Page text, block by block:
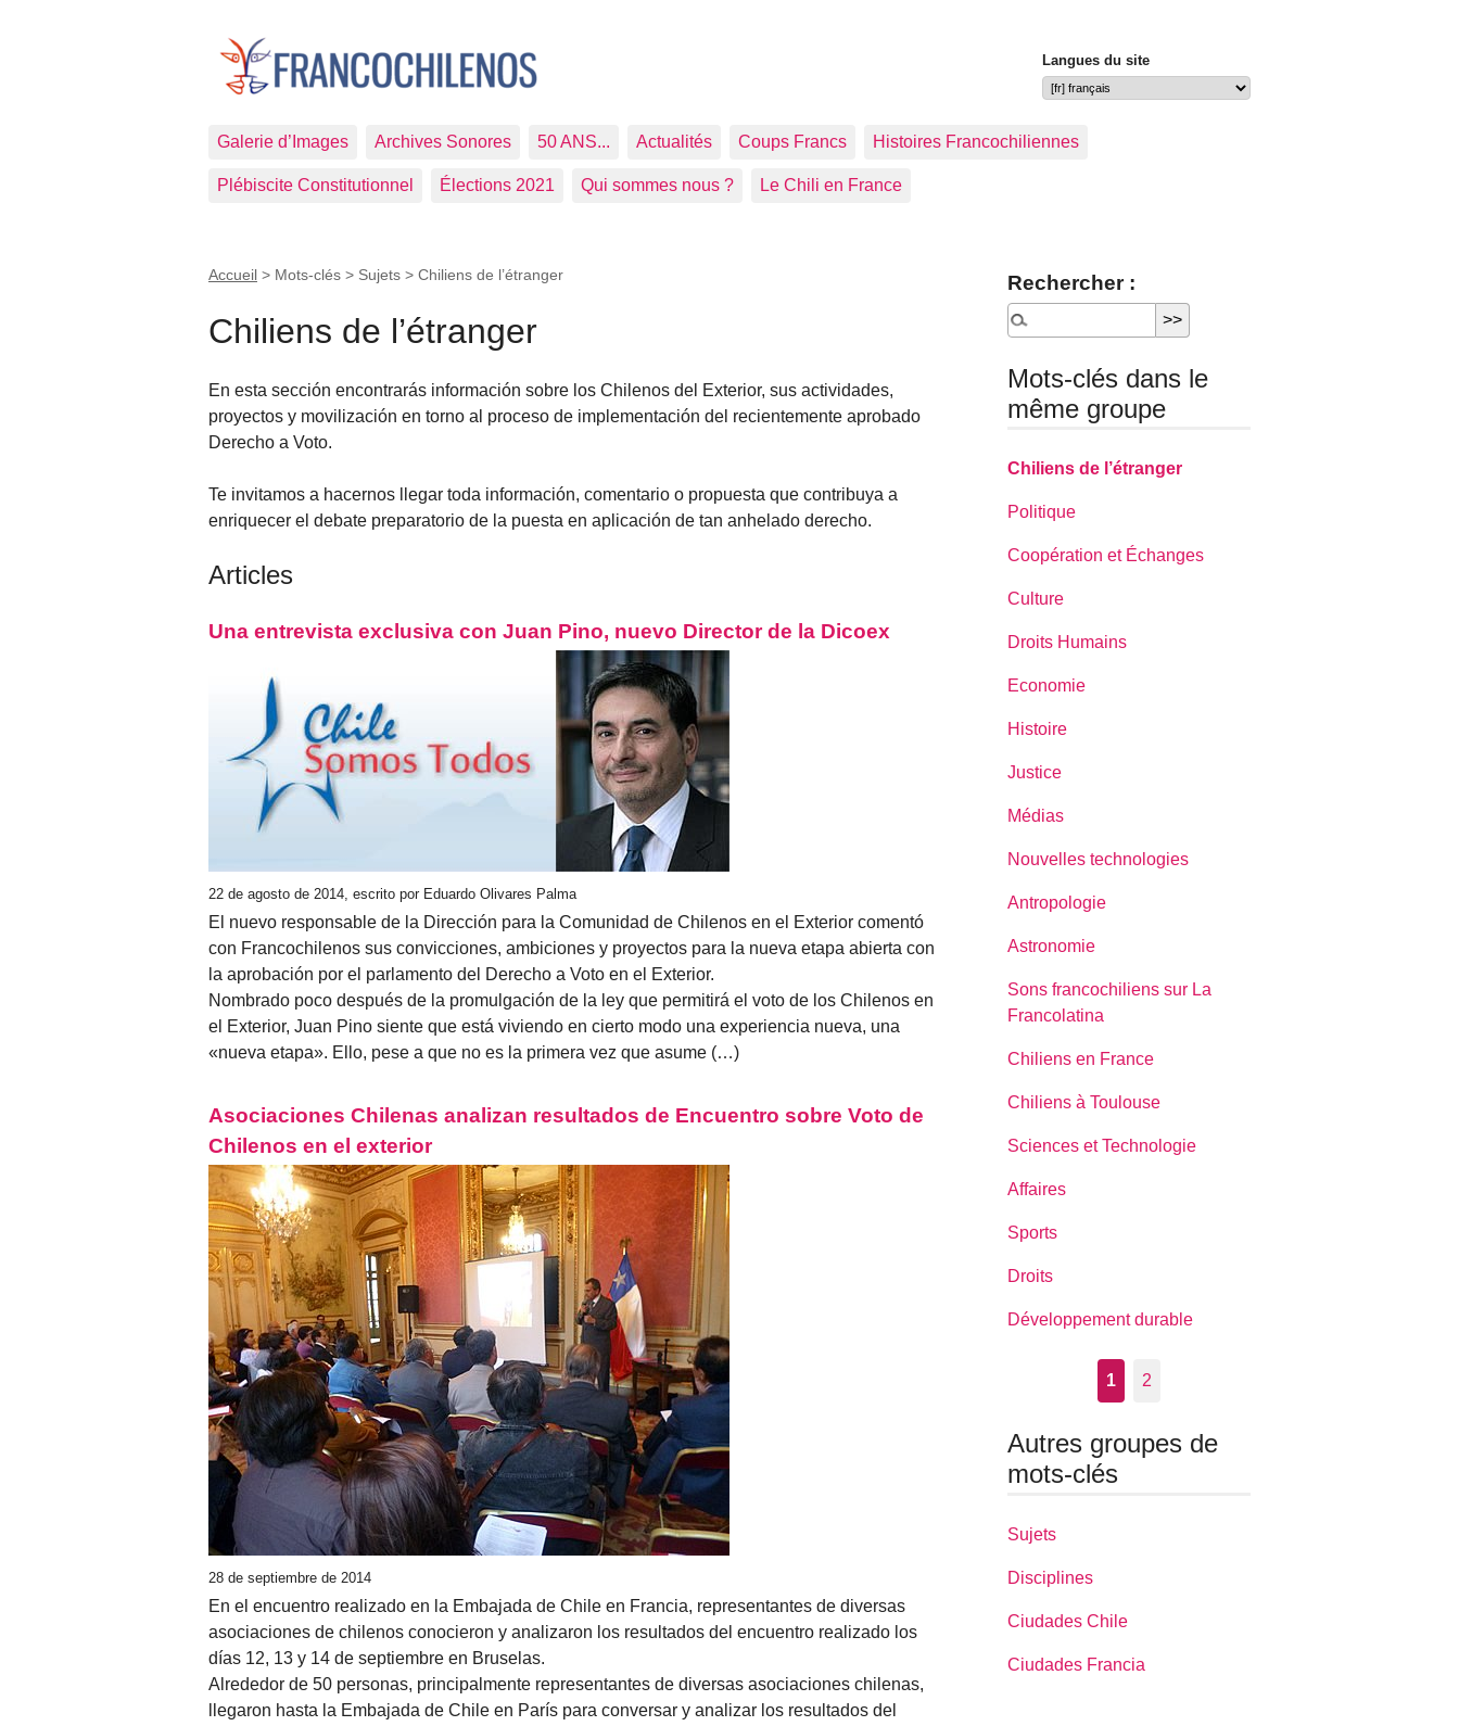
Langues du site
Galerie d’Images Archives Sonores 50 ANS... Actualités Coups Francs Histoires Francochiliennes
Plébiscite Constitutionnel Élections 2021 Qui sommes nous ? Le Chili en France
Accueil > Mots-clés > Sujets > Chiliens de l’étranger
Chiliens de l’étranger
En esta sección encontrarás información sobre los Chilenos del Exterior, sus actividades,
proyectos y movilización en torno al proceso de implementación del recientemente aprobado
Derecho a Voto.
Te invitamos a hacernos llegar toda información, comentario o propuesta que contribuya a
enriquecer el debate preparatorio de la puesta en aplicación de tan anhelado derecho.
Articles
Una entrevista exclusiva con Juan Pino, nuevo Director de la Dicoex
22 de agosto de 2014, escrito por Eduardo Olivares Palma
El nuevo responsable de la Dirección para la Comunidad de Chilenos en el Exterior comentó
con Francochilenos sus convicciones, ambiciones y proyectos para la nueva etapa abierta con
la aprobación por el parlamento del Derecho a Voto en el Exterior.
Nombrado poco después de la promulgación de la ley que permitirá el voto de los Chilenos en
el Exterior, Juan Pino siente que está viviendo en cierto modo una experiencia nueva, una
«nueva etapa». Ello, pese a que no es la primera vez que asume (…)
Asociaciones Chilenas analizan resultados de Encuentro sobre Voto de
Chilenos en el exterior
28 de septiembre de 2014
En el encuentro realizado en la Embajada de Chile en Francia, representantes de diversas
asociaciones de chilenos conocieron y analizaron los resultados del encuentro realizado los
días 12, 13 y 14 de septiembre en Bruselas.
Alrededor de 50 personas, principalmente representantes de diversas asociaciones chilenas,
llegaron hasta la Embajada de Chile en París para conversar y analizar los resultados del
Rechercher :
Mots-clés dans le
même groupe
Chiliens de l’étranger
Politique
Coopération et Échanges
Culture
Droits Humains
Economie
Histoire
Justice
Médias
Nouvelles technologies
Antropologie
Astronomie
Sons francochiliens sur La
Francolatina
Chiliens en France
Chiliens à Toulouse
Sciences et Technologie
Affaires
Sports
Droits
Développement durable
1 2
Autres groupes de
mots-clés
Sujets
Disciplines
Ciudades Chile
Ciudades Francia